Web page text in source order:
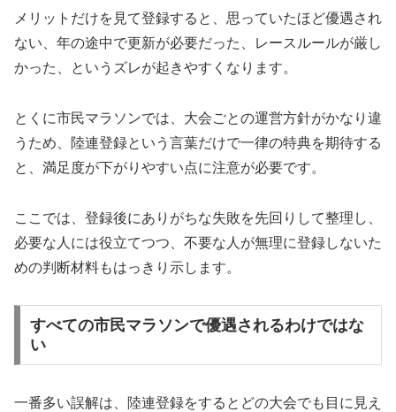
メリットだけを見て登録すると、思っていたほど優遇され
ない、年の途中で更新が必要だった、レースルールが厳し
かった、というズレが起きやすくなります。
とくに市民マラソンでは、大会ごとの運営方針がかなり違
うため、陸連登録という言葉だけで一律の特典を期待する
と、満足度が下がりやすい点に注意が必要です。
ここでは、登録後にありがちな失敗を先回りして整理し、
必要な人には役立てつつ、不要な人が無理に登録しないた
めの判断材料もはっきり示します。
すべての市民マラソンで優遇されるわけではな
い
一番多い誤解は、陸連登録をするとどの大会でも目に見え